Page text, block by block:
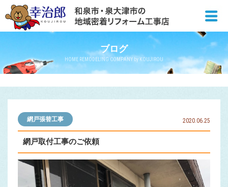
ブログ
HOME REMODELING COMPANY by KOUJIROU
網戸張替工事 2020.06.25
網戸取付工事のご依頼